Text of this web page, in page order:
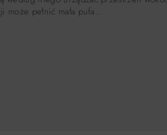
pełnić mała pufa…